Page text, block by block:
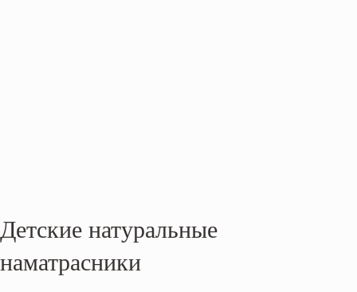
Детские натуральные
наматрасники